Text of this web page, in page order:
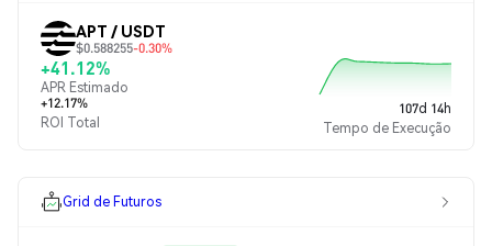
APT / USDT
$0.588255-0.30%
+41.12%
APR Estimado
+12.17%
ROI Total
107d 14h
Tempo de Execução
Grid de Futuros